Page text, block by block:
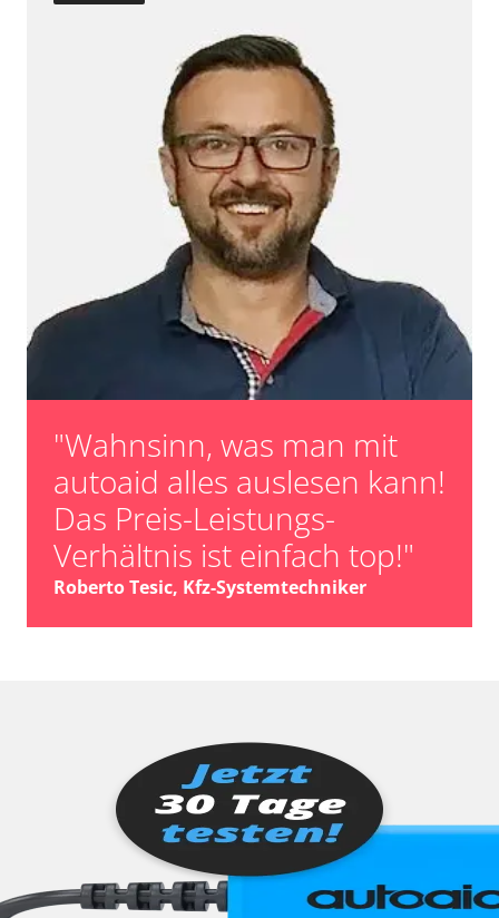
"Wahnsinn, was man mit
autoaid alles auslesen kann!
Das Preis-Leistungs-
Verhältnis ist einfach top!"
Roberto Tesic, Kfz-Systemtechniker